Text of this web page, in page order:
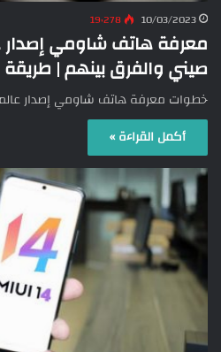
10/03/2023 19٬278
معرفة هاتف شاومي
صيني والفرق بينهم | طريقة 1
خطوات معرفة هاتف شاومي إصدار
أكمل القراءة »